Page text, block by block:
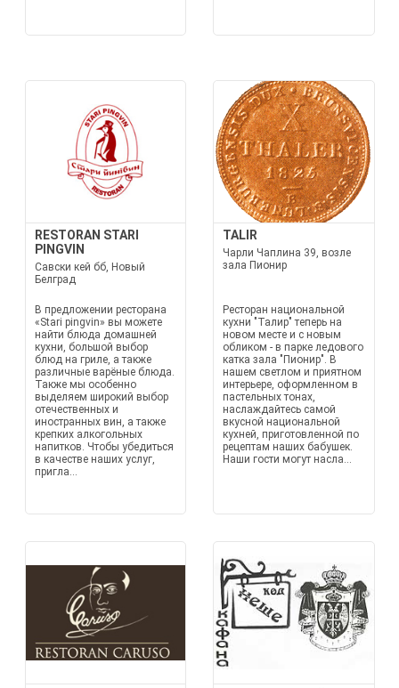
RESTORAN STARI
PINGVIN
Савски кей бб, Новый
Белград
В предложении ресторана
«Stari pingvin» вы можете
найти блюда домашней
кухни, большой выбор
блюд на гриле, а также
различные варёные блюда.
Также мы особенно
выделяем широкий выбор
отечественных и
иностранных вин, а также
крепких алкогольных
напитков. Чтобы убедиться
в качестве наших услуг,
пригла...
TALIR
Чарли Чаплина 39, возле
зала Пионир
Ресторан национальной
кухни "Талир" теперь на
новом месте и с новым
обликом - в парке ледового
катка зала "Пионир". В
нашем светлом и приятном
интерьере, оформленном в
пастельных тонах,
наслаждайтесь самой
вкусной национальной
кухней, приготовленной по
рецептам наших бабушек.
Наши гости могут насла...